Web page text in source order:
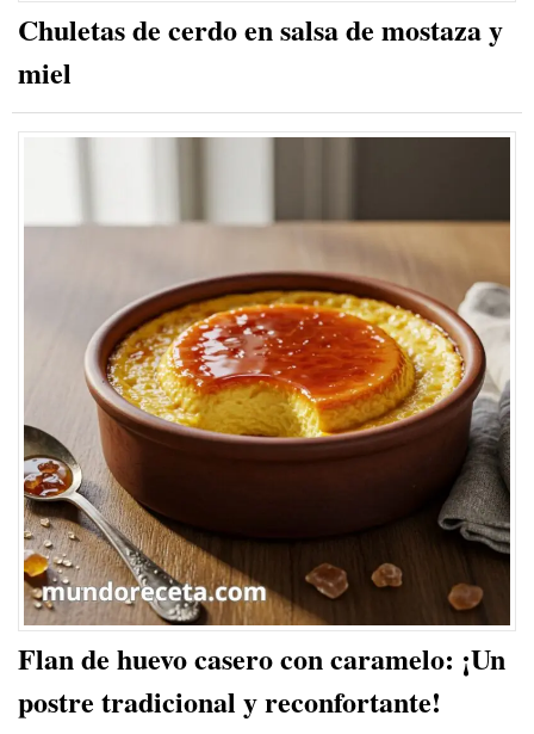
Chuletas de cerdo en salsa de mostaza y
miel
Flan de huevo casero con caramelo: ¡Un
postre tradicional y reconfortante!